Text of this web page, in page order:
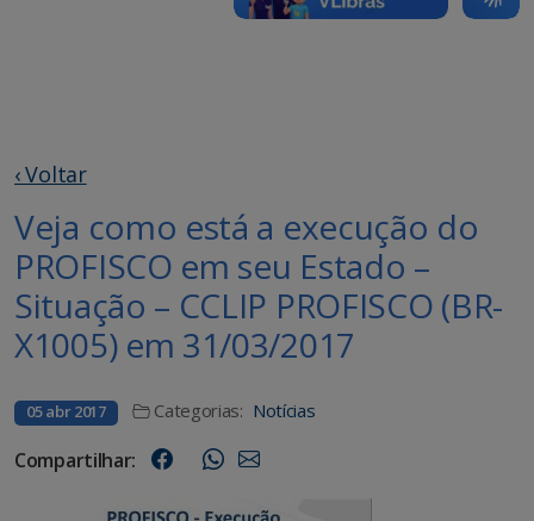
‹ Voltar
Veja como está a execução do
PROFISCO em seu Estado –
Situação – CCLIP PROFISCO (BR-
X1005) em 31/03/2017
05 abr 2017 Categorias: Notícias
Compartilhar: